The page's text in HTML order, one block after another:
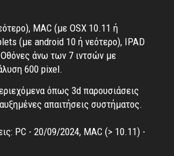
MAC (με OSX 10.11 ή
(με android 10 ή νεότερο), IPAD
άνω των 7 ιντσών με
600 pixel.
όπως 3d παρουσιάσεις
απαιτήσεις συστήματος.
PC - 20/09/2024, MAC (> 10.11) -